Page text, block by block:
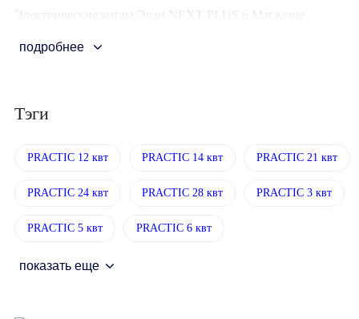
Электрические котлы Эван NEXT PLUS в Магадане
подробнее
Тэги
PRACTIC 12 квт PRACTIC 14 квт PRACTIC 21 квт
PRACTIC 24 квт PRACTIC 28 квт PRACTIC 3 квт
PRACTIC 5 квт PRACTIC 6 квт
показать еще